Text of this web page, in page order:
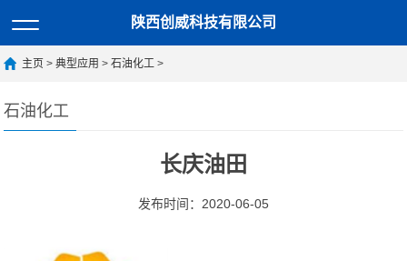
陕西创威科技有限公司
主页 >典型应用 >石油化工 >
石油化工
长庆油田
发布时间：2020-06-05